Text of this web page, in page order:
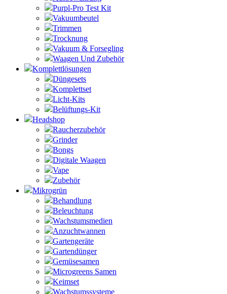
Purpl-Pro Test Kit
Vakuumbeutel
Trimmen
Trocknung
Vakuum & Forsegling
Waagen Und Zubehör
Komplettlösungen
Düngesets
Komplettset
Licht-Kits
Belüftungs-Kit
Headshop
Raucherzubehör
Grinder
Bongs
Digitale Waagen
Vape
Zubehör
Mikrogrün
Behandlung
Beleuchtung
Wachstumsmedien
Anzuchtwannen
Gartengeräte
Gartendünger
Gemüsesamen
Microgreens Samen
Keimset
Wachstumssysteme